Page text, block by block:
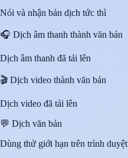
Nói và nhận bản dịch tức thì
🎧 Dịch âm thanh thành văn bản
Dịch âm thanh đã tải lên
🎬 Dịch video thành văn bản
Dịch video đã tải lên
💬 Dịch văn bản
Dùng thử giới hạn trên trình duyệt